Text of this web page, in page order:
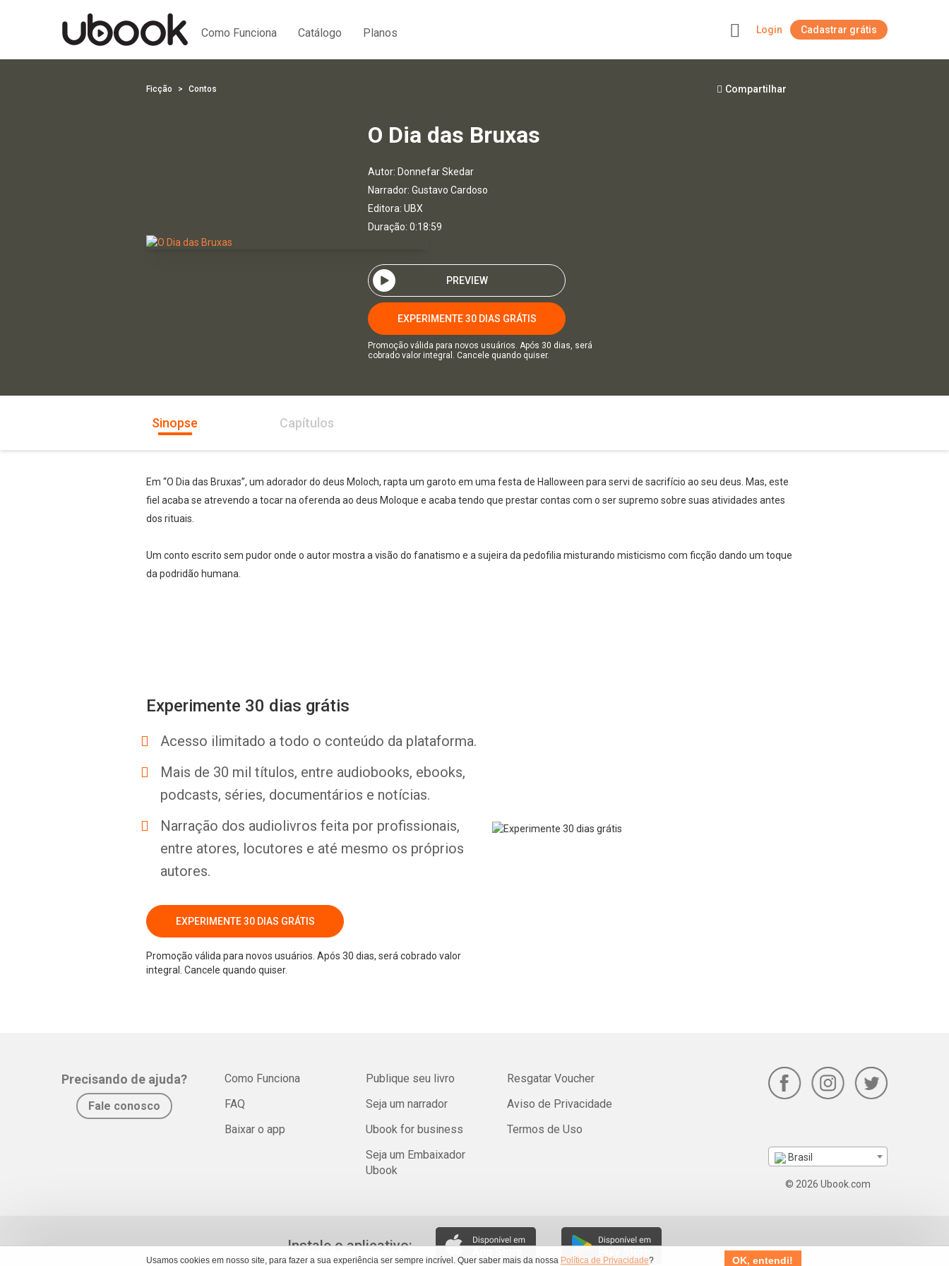
Usamos cookies em nosso site, para fazer a sua experiência ser sempre incrível. Quer saber mais da nossa Política de Privacidade? OK, entendi!
Como Funciona Catálogo Planos Login Cadastrar grátis
Ficção Contos Compartilhar
O Dia das Bruxas
Autor: Donnefar Skedar
Narrador: Gustavo Cardoso
Editora: UBX
Duração: 0:18:59
PREVIEW
EXPERIMENTE 30 DIAS GRÁTIS
Promoção válida para novos usuários. Após 30 dias, será
cobrado valor integral. Cancele quando quiser.
Sinopse Capítulos
Em “O Dia das Bruxas”, um adorador do deus Moloch, rapta um garoto em uma festa de Halloween para servi de sacrifício ao seu deus. Mas, este
fiel acaba se atrevendo a tocar na oferenda ao deus Moloque e acaba tendo que prestar contas com o ser supremo sobre suas atividades antes
dos rituais.
Um conto escrito sem pudor onde o autor mostra a visão do fanatismo e a sujeira da pedofilia misturando misticismo com ficção dando um toque
da podridão humana.
Experimente 30 dias grátis
Acesso ilimitado a todo o conteúdo da plataforma.
Mais de 30 mil títulos, entre audiobooks, ebooks,
podcasts, séries, documentários e notícias.
Narração dos audiolivros feita por profissionais,
entre atores, locutores e até mesmo os próprios
autores.
EXPERIMENTE 30 DIAS GRÁTIS
Promoção válida para novos usuários. Após 30 dias, será cobrado valor
integral. Cancele quando quiser.
Precisando de ajuda?
Fale conosco
Como Funciona
FAQ
Baixar o app
Publique seu livro
Seja um narrador
Ubook for business
Seja um Embaixador
Ubook
Resgatar Voucher
Aviso de Privacidade
Termos de Uso
Brasil
© 2026 Ubook.com
Instale o aplicativo: